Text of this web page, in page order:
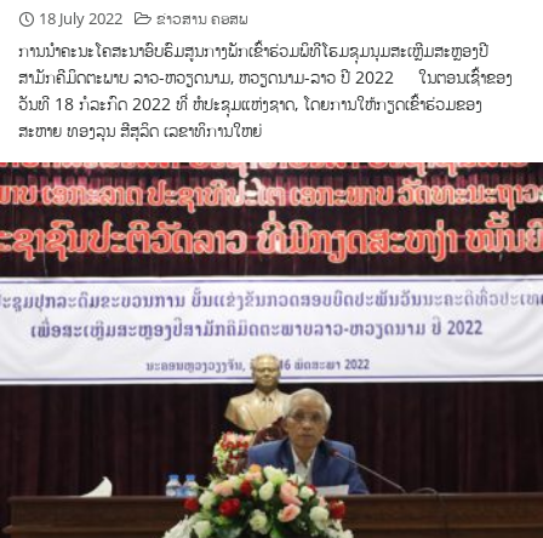
18 July 2022 ຂ່າວສານ ຄອສພ
ການນຳຄະນະໂຄສະນາອົບຮົມສູນກາງພັກເຂົ້າຮ່ວມພິທີໂຮມຊຸມນຸມສະເຫຼີມສະຫຼອງປີ
ສາມັກຄີມິດຕະພາບ ລາວ-ຫວຽດນາມ, ຫວຽດນາມ-ລາວ ປີ 2022 ໃນຕອນເຊົ້າຂອງ
ວັນທີ 18 ກໍລະກົດ 2022 ທີ່ ຫໍປະຊຸມແຫ່ງຊາດ, ໂດຍການໃຫ້ກຽດເຂົ້າຮ່ວມຂອງ
ສະຫາຍ ທອງລຸນ ສີສຸລິດ ເລຂາທິການໃຫຍ່